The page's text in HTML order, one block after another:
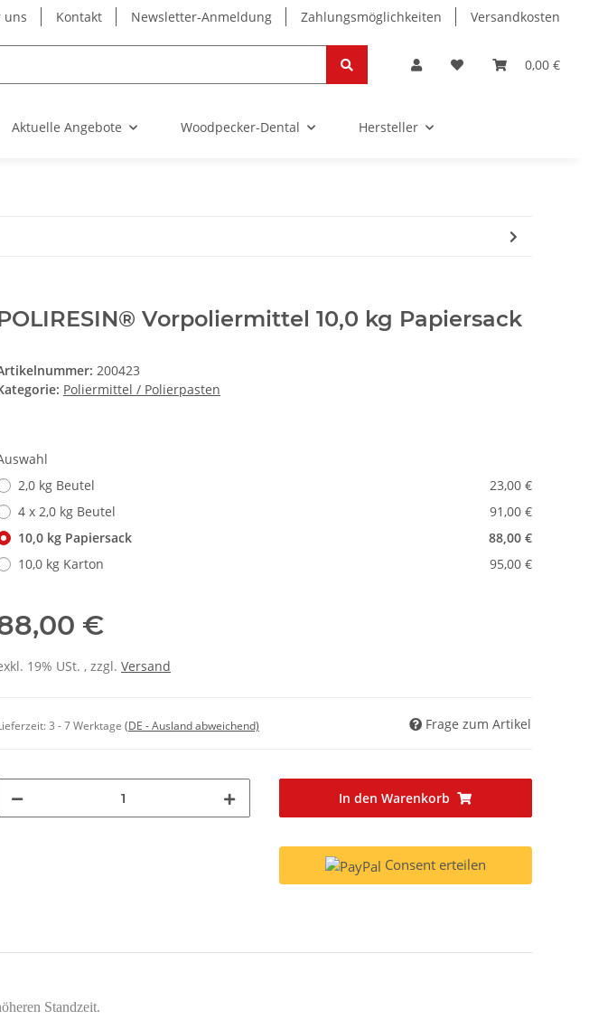
uns Kontakt Newsletter-Anmeldung Zahlungsmöglichkeiten Versandkosten
0,00 €
Aktuelle Angebote Woodpecker-Dental Hersteller
Vorpoliermittel 10,0 kg Papiersack
200423
Poliermittel / Polierpasten
2,0 kg Beutel
23,00 €
4 x 2,0 kg Beutel
91,00 €
10,0 kg Papiersack
88,00 €
10,0 kg Karton
95,00 €
€
19% USt. , zzgl. Versand
3 - 7 Werktage (DE - Ausland abweichend) Frage zum Artikel
In den Warenkorb
Consent erteilen
Standzeit.